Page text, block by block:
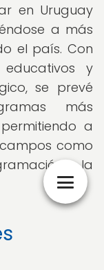
en Uruguay
a más
el país. Con
y
se prevé
más
a
como
y la